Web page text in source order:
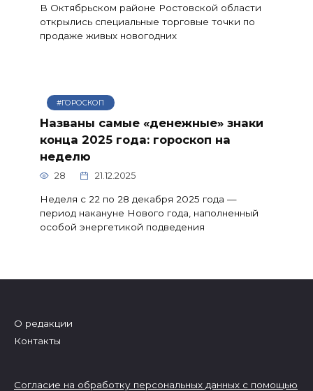
В Октябрьском районе Ростовской области
открылись специальные торговые точки по
продаже живых новогодних
#ГОРОСКОП
Названы самые «денежные» знаки
конца 2025 года: гороскоп на
неделю
28 21.12.2025
Неделя с 22 по 28 декабря 2025 года —
период накануне Нового года, наполненный
особой энергетикой подведения
О редакции
Контакты
Согласие на обработку персональных данных с помощью